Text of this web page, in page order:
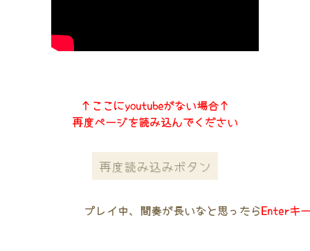
↑ここにyoutubeがない場合↑
再度ページを読み込んでください
再度読み込みボタン
プレイ中、間奏が長いなと思ったらEnterキ